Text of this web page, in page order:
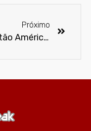
Próximo
Capitão América: Guerra Civil estreia nos cinemas